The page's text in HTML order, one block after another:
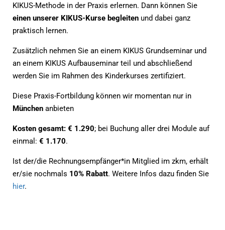
KIKUS-Methode in der Praxis erlernen. Dann können Sie
einen unserer KIKUS-Kurse begleiten und dabei ganz
praktisch lernen.
Zusätzlich nehmen Sie an einem KIKUS Grundseminar und
an einem KIKUS Aufbauseminar teil und abschließend
werden Sie im Rahmen des Kinderkurses zertifiziert.
Diese Praxis-Fortbildung können wir momentan nur in
München anbieten
Kosten gesamt: € 1.290; bei Buchung aller drei Module auf
einmal: € 1.170.
Ist der/die Rechnungsempfänger*in Mitglied im zkm, erhält
er/sie nochmals 10% Rabatt. Weitere Infos dazu finden Sie
hier.